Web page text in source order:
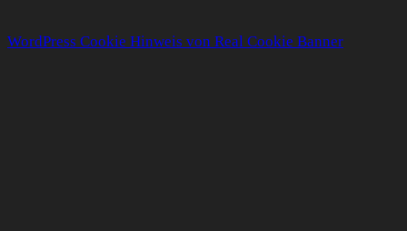
WordPress Cookie Hinweis von Real Cookie Banner